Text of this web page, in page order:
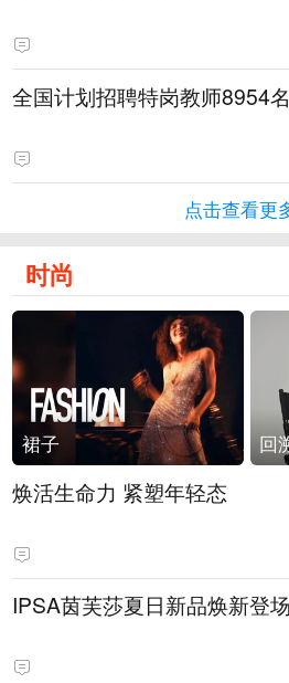
全国计划招聘特岗教师8954名
点击查看更
时尚
裙子
焕活生命力 紧塑年轻态
IPSA茵芙莎夏日新品焕新登场